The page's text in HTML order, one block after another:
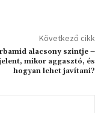
Következő cikk
alacsony szintje –
mikor aggasztó, és
hogyan lehet javítani?